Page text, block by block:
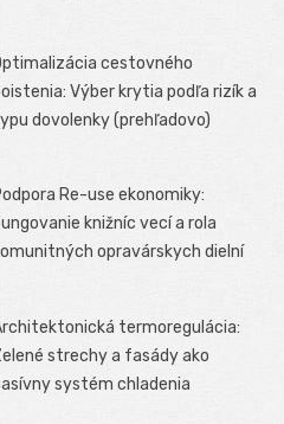
cestovného
Výber krytia podľa rizík a
dovolenky (prehľadovo)
Re-use ekonomiky:
knižníc vecí a rola
opravárskych dielní
termoregulácia:
strechy a fasády ako
systém chladenia